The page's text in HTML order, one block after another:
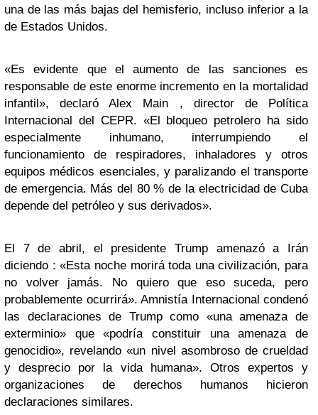
una de las más bajas del hemisferio, incluso inferior a la
de Estados Unidos.
«Es evidente que el aumento de las sanciones es
responsable de este enorme incremento en la mortalidad
infantil», declaró Alex Main , director de Política
Internacional del CEPR. «El bloqueo petrolero ha sido
especialmente inhumano, interrumpiendo el
funcionamiento de respiradores, inhaladores y otros
equipos médicos esenciales, y paralizando el transporte
de emergencia. Más del 80 % de la electricidad de Cuba
depende del petróleo y sus derivados».
El 7 de abril, el presidente Trump amenazó a Irán
diciendo : «Esta noche morirá toda una civilización, para
no volver jamás. No quiero que eso suceda, pero
probablemente ocurrirá». Amnistía Internacional condenó
las declaraciones de Trump como «una amenaza de
exterminio» que «podría constituir una amenaza de
genocidio», revelando «un nivel asombroso de crueldad
y desprecio por la vida humana». Otros expertos y
organizaciones de derechos humanos hicieron
declaraciones similares.